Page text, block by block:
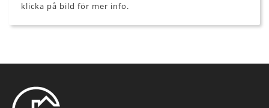
klicka på bild för mer info.